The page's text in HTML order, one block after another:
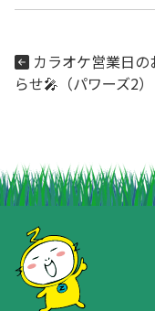
カラオケ営業日の
らせ🎤（パワーズ2）